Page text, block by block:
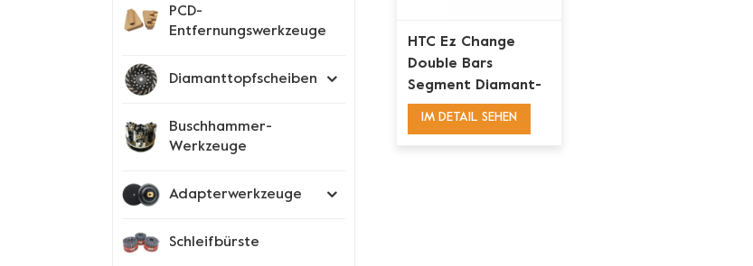
HTC Ez Change
Double Bars
Segment Diamant-
Schleifblätter
IM DETAIL SEHEN
PCD-
Entfernungswerkzeuge
Diamanttopfscheiben
Buschhammer-
Werkzeuge
Adapterwerkzeuge
Schleifbürste